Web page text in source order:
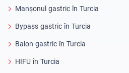
Manșonul gastric în Turcia
Bypass gastric în Turcia
Balon gastric în Turcia
HIFU în Turcia